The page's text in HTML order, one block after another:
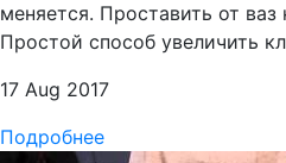
меняется. Проставить от
Простой способ увеличить
17 Aug 2017
Подробнее